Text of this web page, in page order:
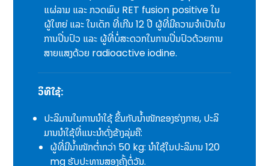
ແຜ່ລາມ ແລະ ກວດພົບ RET fusion positive ໃນ
ຜູ້ໃຫຍ່ ແລະ ໃນເດັກ ທີ່ເກີນ 12 ປີ ຜູ້ທີ່ມີຄວາມຈໍາເປັນໃນ
ການປິ່ນປົວ ແລະ ຜູ້ທີ່ບໍ່ສະດວກໃນການປິ່ນປົວດ້ວຍການ
ສາຍແສງດ້ວຍ radioactive iodine.
ວິທີໃຊ້:
ປະລິມານໃນການນໍາໃຊ້ ຂຶ້ນກັບນໍ້າໜັກຂອງຮ່າງກາຍ, ປະລິ
ມານນໍາໃຊ້ທີ່ແນະນໍາດັ່ງຂ້າງລຸ່ມຄື:
ຜູ້ທີ່ມີນໍ້າໜັກຕໍ່າກວ່າ 50 kg: ນໍາໃຊ້ໃນປະລິມານ 120
mg ຮັບປະທານສອງຄັ້ງຕໍ່ວັນ.